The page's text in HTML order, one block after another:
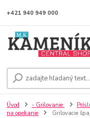
+421 940 949 000
Úvod - Grilovanie
na opekanie
Grilovacie